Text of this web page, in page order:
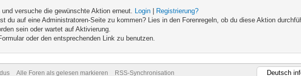
versuche die gewünschte Aktion erneut. Login
Registrierung?
du auf eine Administratoren-Seite zu kommen? Lies in den Forenregeln, ob du diese Aktion
sein oder wartet auf Aktivierung.
oder den entsprechenden Link zu benutzen.
Alle Foren als gelesen markieren RSS-Synchronisation